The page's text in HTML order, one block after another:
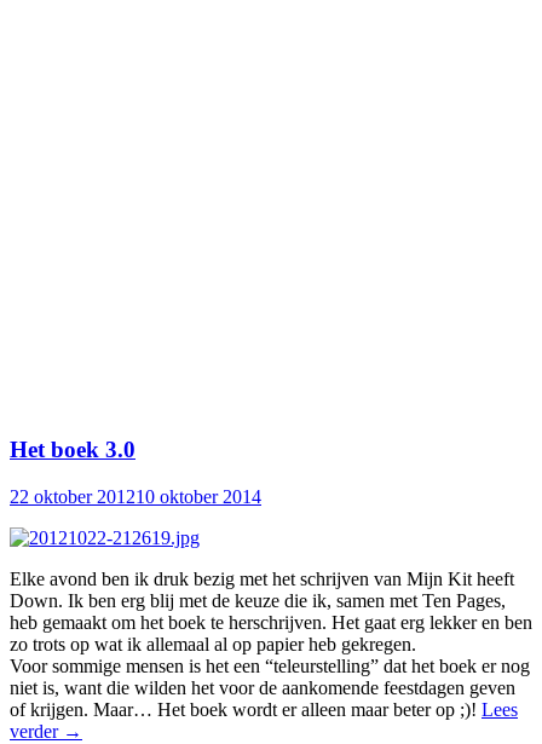
Het boek 3.0
22 oktober 201210 oktober 2014
Elke avond ben ik druk bezig met het schrijven van Mijn Kit heeft
Down. Ik ben erg blij met de keuze die ik, samen met Ten Pages,
heb gemaakt om het boek te herschrijven. Het gaat erg lekker en ben
zo trots op wat ik allemaal al op papier heb gekregen.
Voor sommige mensen is het een “teleurstelling” dat het boek er nog
niet is, want die wilden het voor de aankomende feestdagen geven
of krijgen. Maar… Het boek wordt er alleen maar beter op ;)! Lees
verder →